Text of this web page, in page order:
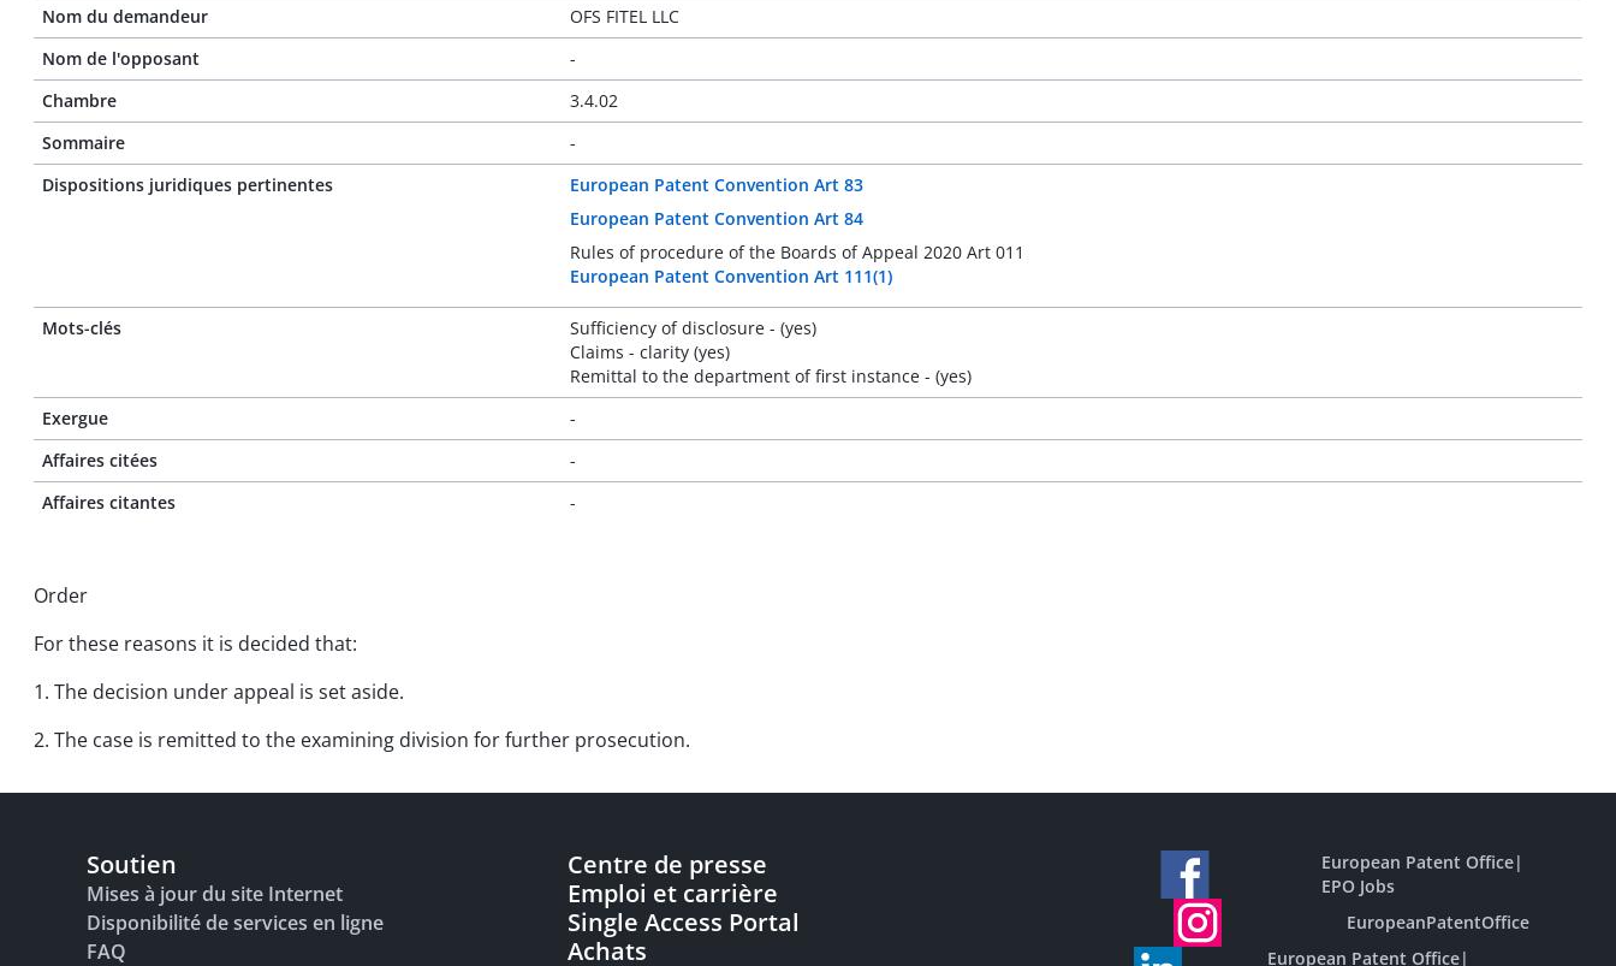
Nom du demandeur
OFS FITEL LLC
Nom de l'opposant
-
Chambre
3.4.02
Sommaire
-
Dispositions juridiques pertinentes
European Patent Convention Art 83
European Patent Convention Art 84
Rules of procedure of the Boards of Appeal 2020 Art 011
European Patent Convention Art 111(1)
Mots-clés
Sufficiency of disclosure - (yes)
Claims - clarity (yes)
Remittal to the department of first instance - (yes)
Exergue
-
Affaires citées
-
Affaires citantes
-
Order
For these reasons it is decided that:
1. The decision under appeal is set aside.
2. The case is remitted to the examining division for further prosecution.
Soutien
Mises à jour du site Internet
Disponibilité de services en ligne
FAQ
Centre de presse
Emploi et carrière
Single Access Portal
Achats
European Patent Office|
EPO Jobs
EuropeanPatentOffice
European Patent Office|